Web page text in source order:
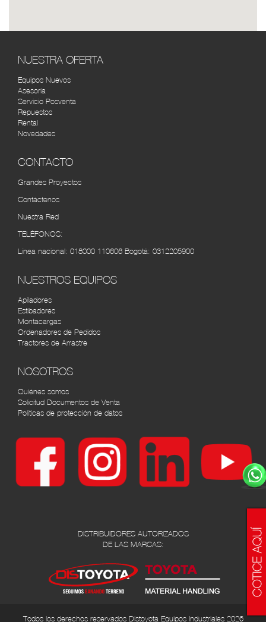
(REPUESTOS) BOGOTÁ
AUTOMERCANTIL DEL CARIBE
BARRANQUILLA
(5) 3490534
CÚCUTA MOTORS
Cra. 7 No. 10 - 52 Autopista internacional, Barrio -
VEHICAFÉ S.A.S PEREIRA
Av. 30 de Agosto #100-112, Pereira, Risaralda,
(2) 4422610
NUESTRA OFERTA
Equipos Nuevos
Asesoría
Servicio Posventa
Repuestos
Rental
Novedades
CONTACTO
Grandes Proyectos
Contáctenos
Nuestra Red
TELÉFONOS:
Línea nacional: 018000 110606 Bogotá: 0312205900
NUESTROS EQUIPOS
Apiladores
Estibadores
Montacargas
Ordenadores de Pedidos
Tractores de Arrastre
NOSOTROS
Quiénes somos
Solicitud Documentos de Venta
Políticas de protección de datos
DISTRIBUIDORES AUTORIZADOS
DE LAS MARCAS:
Todos los derechos reservados Distoyota Equipos Industriales 2026